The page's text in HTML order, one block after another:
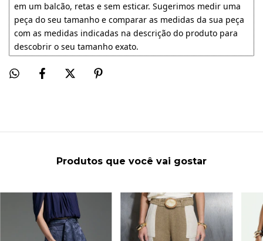
em um balcão, retas e sem esticar. Sugerimos medir uma
peça do seu tamanho e comparar as medidas da sua peça
com as medidas indicadas na descrição do produto para
descobrir o seu tamanho exato.
Produtos que você vai gostar